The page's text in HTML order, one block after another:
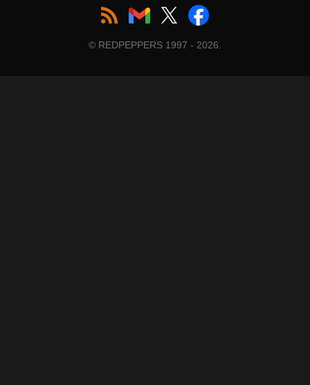
© REDPEPPERS 1997 - 2026.